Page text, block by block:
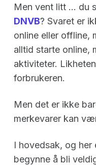
Men vent litt ... du
DNVB? Svaret er
online eller offline,
alltid starte online,
aktiviteter.
forbrukeren.
Men det er ikke
merkevarer kan
I hovedsak, og
begynne å bli